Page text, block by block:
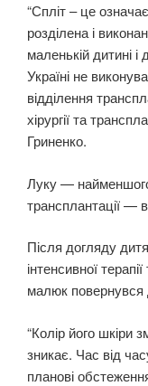
“Спліт – це
розділена і
маленькій дитині
Україні не
відділення
хірургії та
Гриненко.
Луку —
трансплантації —
Після догляду
інтенсивної
малюк
“Колір його шкіри
зникає. Час від
планові